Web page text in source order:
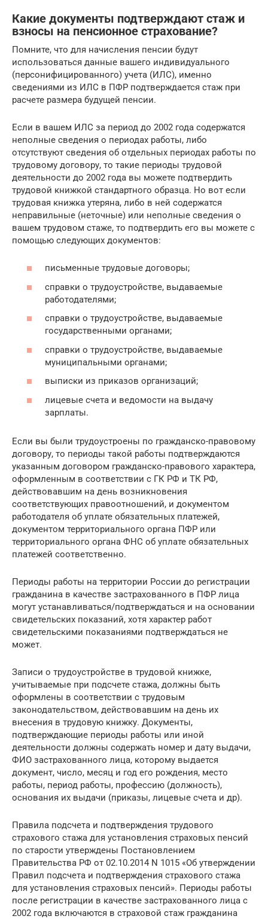
Какие документы подтверждают стаж и
взносы на пенсионное страхование?
Помните, что для начисления пенсии будут
использоваться данные вашего индивидуального
(персонифицированного) учета (ИЛС), именно
сведениями из ИЛС в ПФР подтверждается стаж при
расчете размера будущей пенсии.
Если в вашем ИЛС за период до 2002 года содержатся
неполные сведения о периодах работы, либо
отсутствуют сведения об отдельных периодах работы по
трудовому договору, то такие периоды трудовой
деятельности до 2002 года вы можете подтвердить
трудовой книжкой стандартного образца. Но вот если
трудовая книжка утеряна, либо в ней содержатся
неправильные (неточные) или неполные сведения о
вашем трудовом стаже, то подтвердить его вы можете с
помощью следующих документов:
письменные трудовые договоры;
справки о трудоустройстве, выдаваемые
работодателями;
справки о трудоустройстве, выдаваемые
государственными органами;
справки о трудоустройстве, выдаваемые
муниципальными органами;
выписки из приказов организаций;
лицевые счета и ведомости на выдачу
зарплаты.
Если вы были трудоустроены по гражданско-правовому
договору, то периоды такой работы подтверждаются
указанным договором гражданско-правового характера,
оформленным в соответствии с ГК РФ и ТК РФ,
действовавшим на день возникновения
соответствующих правоотношений, и документом
работодателя об уплате обязательных платежей,
документом территориального органа ПФР или
территориального органа ФНС об уплате обязательных
платежей соответственно.
Периоды работы на территории России до регистрации
гражданина в качестве застрахованного в ПФР лица
могут устанавливаться/подтверждаться и на основании
свидетельских показаний, хотя характер работ
свидетельскими показаниями подтверждаться не
может.
Записи о трудоустройстве в трудовой книжке,
учитываемые при подсчете стажа, должны быть
оформлены в соответствии с трудовым
законодательством, действовавшим на день их
внесения в трудовую книжку. Документы,
подтверждающие периоды работы или иной
деятельности должны содержать номер и дату выдачи,
ФИО застрахованного лица, которому выдается
документ, число, месяц и год его рождения, место
работы, период работы, профессию (должность),
основания их выдачи (приказы, лицевые счета и др).
Правила подсчета и подтверждения трудового
страхового стажа для установления страховых пенсий
по старости утверждены Постановлением
Правительства РФ от 02.10.2014 N 1015 «Об утверждении
Правил подсчета и подтверждения страхового стажа
для установления страховых пенсий». Периоды работы
после регистрации в качестве застрахованного лица с
2002 года включаются в страховой стаж гражданина